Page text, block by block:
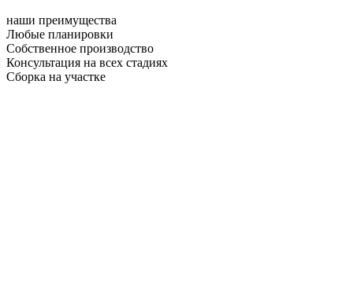
наши преимущества
Любые планировки
Собственное производство
Консультация на всех стадиях
Сборка на участке